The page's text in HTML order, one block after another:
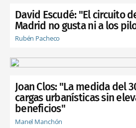
David Escudé: "El circuito
Madrid no gusta ni a los
Rubén Pacheco
Joan Clos: "La medida del
cargas urbanísticas sin
beneficios"
Manel Manchón